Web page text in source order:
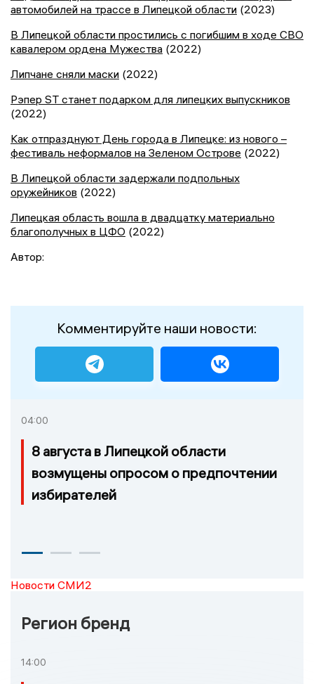
автомобилей на трассе в Липецкой области (2023)
В Липецкой области простились с погибшим в ходе СВО
кавалером ордена Мужества (2022)
Липчане сняли маски (2022)
Рэпер ST станет подарком для липецких выпускников
(2022)
Как отпразднуют День города в Липецке: из нового –
фестиваль неформалов на Зеленом Острове (2022)
В Липецкой области задержали подпольных
оружейников (2022)
Липецкая область вошла в двадцатку материально
благополучных в ЦФО (2022)
Автор:
Комментируйте наши новости:
04:00
8 августа в Липецкой области
возмущены опросом о предпочтении
избирателей
Новости СМИ2
Регион бренд
14:00